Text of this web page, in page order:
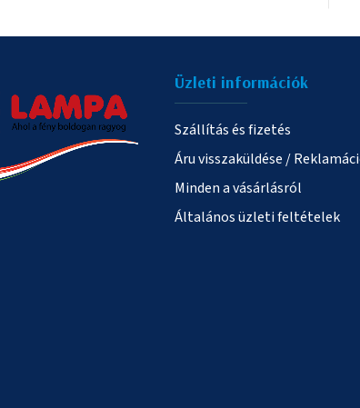
Üzleti információk
Szállítás és fizetés
Áru visszaküldése /
Minden a vásárlásról
Általános üzleti feltételek